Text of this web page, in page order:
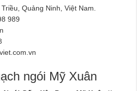
Quảng Ninh, Việt Nam.
989
ngói Mỹ Xuân